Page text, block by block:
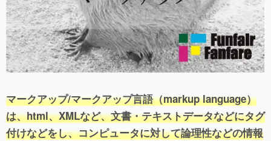
マークアップ/マークアップ言語（markup language）
は、html、XMLなど、文書・テキストデータなどにタグ
付けなどをし、コンピュータに対して論理性などの情報